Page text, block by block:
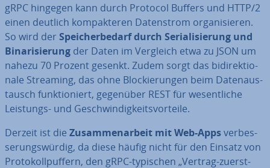
gRPC hingegen kann durch Protocol Buffers und HTTP/2
einen deutlich kom­pak­te­ren Da­ten­strom or­ga­ni­sie­ren.
So wird der Spei­cher­be­darf durch Se­ria­li­sie­rung und
Bi­na­ri­sie­rung der Daten im Vergleich etwa zu JSON um
nahezu 70 Prozent gesenkt. Zudem sorgt das bi­di­rek­tio­
na­le Streaming, das ohne Blo­ckie­run­gen beim Da­ten­aus­
tausch funk­tio­niert, gegenüber REST für we­sent­li­che
Leistungs- und Ge­schwin­dig­keits­vor­tei­le.
Derzeit ist die Zu­sam­men­ar­beit mit Web-Appsver­bes­
se­rungs­wür­dig, da diese häufig nicht für den Einsatz von
Pro­to­koll­puf­fern, den gRPC-typischen „Vertrag-zuerst-